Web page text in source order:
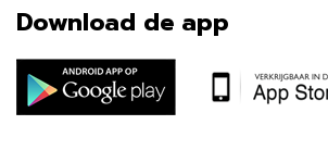
Download de app